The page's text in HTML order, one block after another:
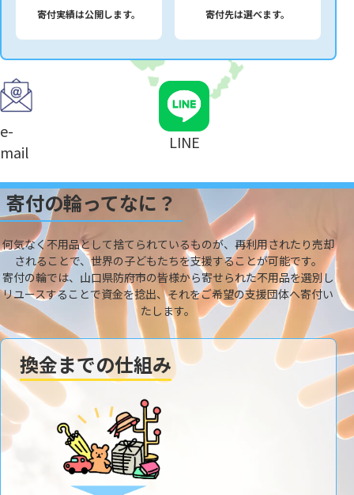
寄付実績は公開します。 寄付先は選べます。
e-
mail
LINE
寄付の輪ってなに？
何気なく不用品として捨てられているものが、再利用されたり売却
されることで、世界の子どもたちを支援することが可能です。
寄付の輪では、山口県防府市の皆様から寄せられた不用品を選別し
リユースすることで資金を捻出、それをご希望の支援団体へ寄付い
たします。
換金までの仕組み